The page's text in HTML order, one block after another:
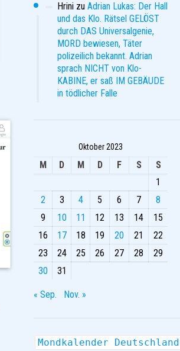
Hrini zuAdrian Lukas: Der Hall
und das Klo. Rätsel GELÖST
durch DAS Universalgenie,
MORD bewiesen, Täter
polizeilich bekannt. Adrian
sprach NICHT von Klo-
KABINE, er saß IM GEBÄUDE
in tödlicher Falle
Oktober 2023
M D M D F S
S
1
2
3 4 5 6 7
8
9
10 11 12 13 14
15
16
17 18 19 20 21
22
23
24 25 26 27 28
29
30
31
« Sep. Nov. »
Mondkalender Deutschland